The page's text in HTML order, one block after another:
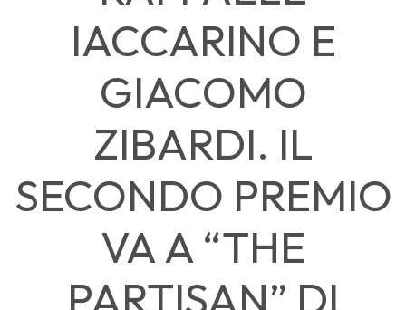
IACCARINO E
GIACOMO
ZIBARDI. IL
SECONDO PREMIO
VA A “THE
PARTISAN” DI